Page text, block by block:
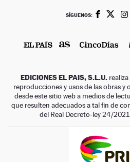
SÍGUENOS:
EDICIONES EL PAIS, S.L.U.
reproducciones y usos de las obras y
desde este sitio web a medios de
que resulten adecuados a tal fin de
del Real Decreto-ley 24/